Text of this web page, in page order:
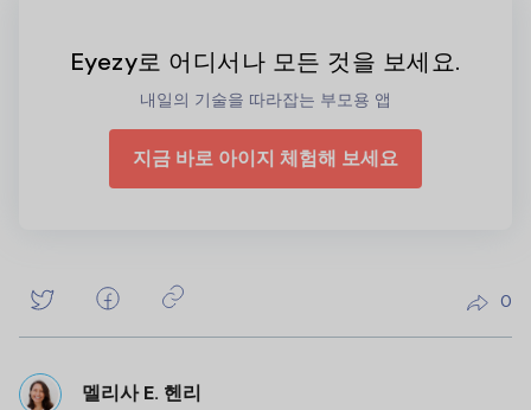
Eyezy로 어디서나 모든 것을 보세요.
내일의 기술을 따라잡는 부모용 앱
지금 바로 아이지 체험해 보세요
0
멜리사 E. 헨리